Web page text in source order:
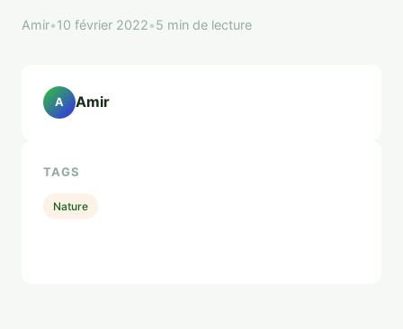
Amir•10 février 2022•5 min de lecture
A Amir
TAGS
Nature